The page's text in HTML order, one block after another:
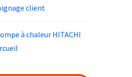
client
à chaleur HITACHI